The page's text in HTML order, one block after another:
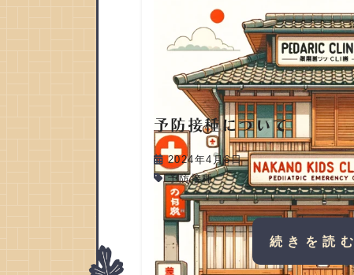
予防接種について
2024年4月6日
予防接種
続きを読む